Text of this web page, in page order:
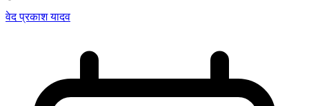
वेद प्रकाश यादव